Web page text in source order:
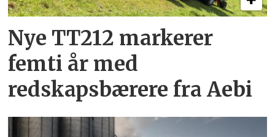
Nye TT212 markerer
femti år­ med
redskapsbærere fra Aebi